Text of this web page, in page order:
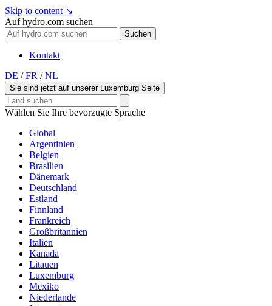
Skip to content ↘
Auf hydro.com suchen
Suchen
Kontakt
DE / FR / NL
Sie sind jetzt auf unserer Luxemburg Seite
Wählen Sie Ihre bevorzugte Sprache
Global
Argentinien
Belgien
Brasilien
Dänemark
Deutschland
Estland
Finnland
Frankreich
Großbritannien
Italien
Kanada
Litauen
Luxemburg
Mexiko
Niederlande